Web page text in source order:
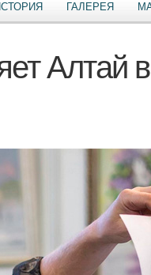
ГАЛЕРЕЯ
Алтай в